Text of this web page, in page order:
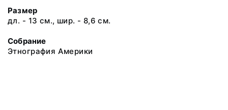
Размер
дл. - 13 см., шир. - 8,6 см.
Собрание
Этнография Америки